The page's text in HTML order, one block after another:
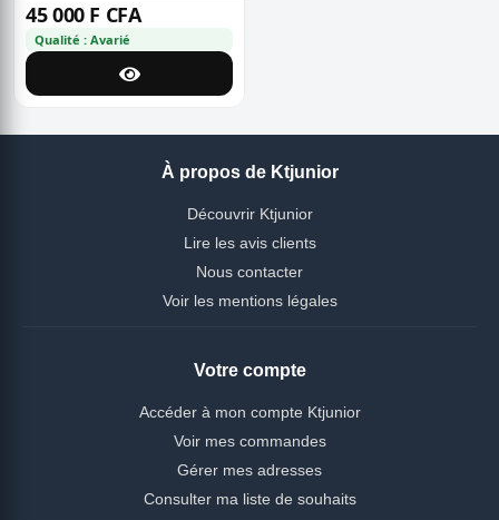
45 000 F CFA
Qualité : Avarié
À propos de Ktjunior
Découvrir Ktjunior
Lire les avis clients
Nous contacter
Voir les mentions légales
Votre compte
Accéder à mon compte Ktjunior
Voir mes commandes
Gérer mes adresses
Consulter ma liste de souhaits